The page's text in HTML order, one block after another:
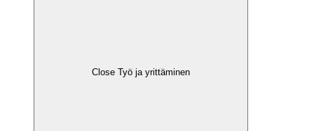
Close Työ ja yrittäminen